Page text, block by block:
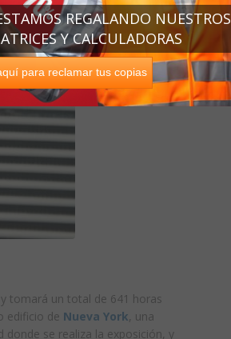
tomará un total de 641 horas
edificio de Nueva York, una
donde se realiza la exposición, y
para reclamar tus copias
REGALANDO NUESTROS
Y CALCULADORAS